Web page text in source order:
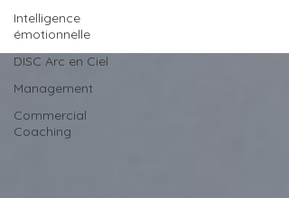
Intelligence
émotionnelle
DISC Arc en Ciel
Management
Commercial
Coaching